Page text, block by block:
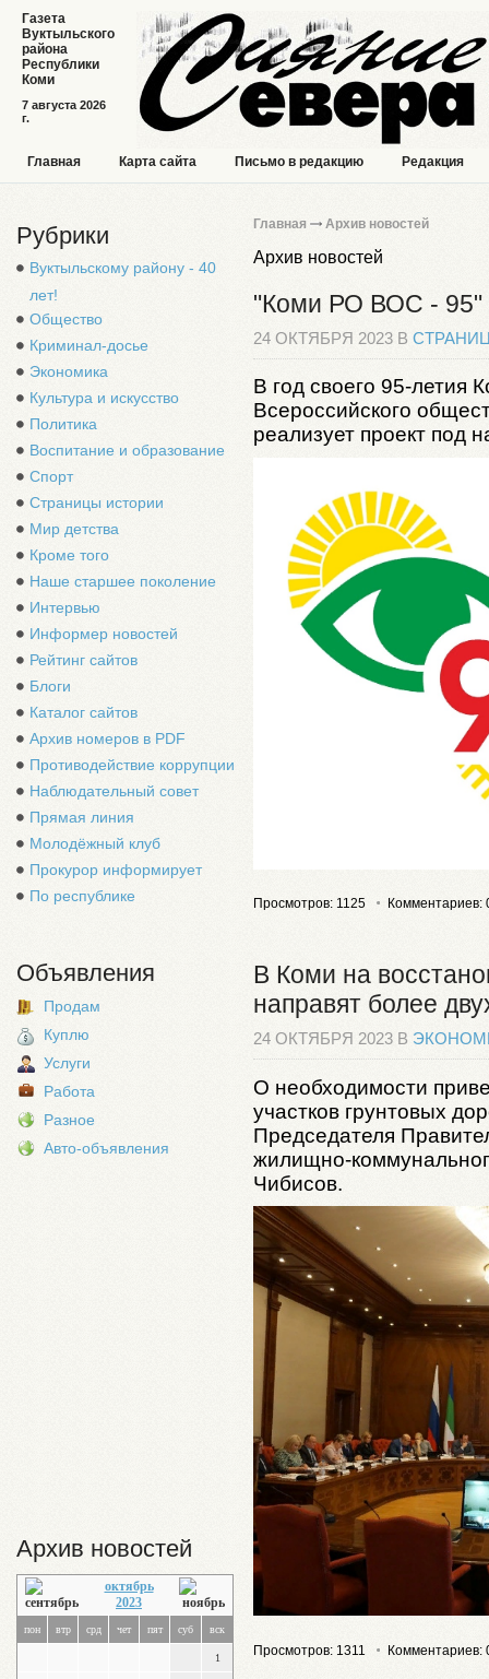
7 августа 2026
г.
Газета
Вуктыльского
района
Республики
Коми
Главная Карта сайта Письмо в редакцию Редакция
Рубрики
Вуктыльскому району - 40
лет!
Общество
Криминал-досье
Экономика
Культура и искусство
Политика
Воспитание и образование
Спорт
Страницы истории
Мир детства
Кроме того
Наше старшее поколение
Интервью
Информер новостей
Рейтинг сайтов
Блоги
Каталог сайтов
Архив номеров в PDF
Противодействие коррупции
Наблюдательный совет
Прямая линия
Молодёжный клуб
Прокурор информирует
По республике
Объявления
Продам
Куплю
Услуги
Работа
Разное
Авто-объявления
Архив новостей
октябрь
2023
пон втр срд чет пят суб вск
1
Главная Архив новостей
Архив новостей
"Коми РО ВОС - 95"
24 ОКТЯБРЯ 2023 В
В год своего 95-летия
Всероссийского
реализует проект
Просмотров: 1125 Комментариев:
В Коми на
направят более
24 ОКТЯБРЯ 2023 В
О необходимости
участков грунтовых
Председателя
жилищно-
Чибисов.
Просмотров: 1311 Комментариев: